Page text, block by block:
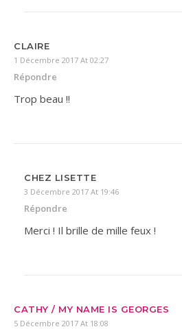
CLAIRE
1 Décembre 2017 At 02:27
Répondre
Trop beau !!
CHEZ LISETTE
3 Décembre 2017 At 19:46
Répondre
Merci ! Il brille de mille feux !
CATHY / MY NAME IS GEORGES
5 Décembre 2017 At 18:08